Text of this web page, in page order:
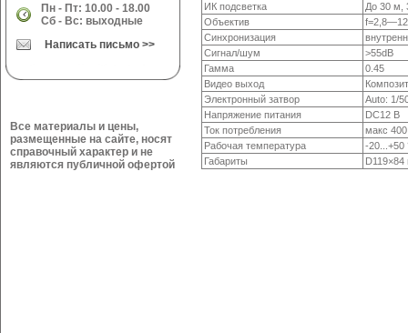
Пн - Пт: 10.00 - 18.00
Сб - Вс: выходные
Написать письмо >>
Все материалы и цены,
размещенные на сайте, носят
справочный характер и не
являются публичной офертой
ИК подсветка
До 30 м,
Объектив
Синхронизация
Сигнал/шум
>55dB
Гамма
0.45
Видео выход
Электронный затвор
Auto: 1/
Напряжение питания
DC12 В
Ток потребления
макс
Рабочая температура
-20...+50
Габариты